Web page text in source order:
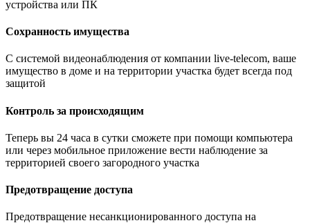
устройства или ПК
Сохранность имущества
С системой видеонаблюдения от компании live-telecom, ваше
имущество в доме и на территории участка будет всегда под
защитой
Контроль за происходящим
Теперь вы 24 часа в сутки сможете при помощи компьютера
или через мобильное приложение вести наблюдение за
территорией своего загородного участка
Предотвращение доступа
Предотвращение несанкционированного доступа на